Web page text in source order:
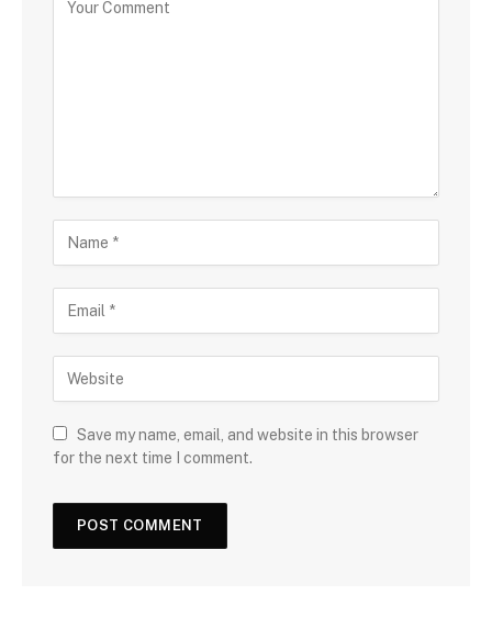
Save my name, email, and website in this browser
for the next time I comment.